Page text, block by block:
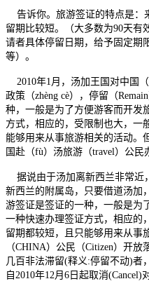
告诉你。旅游签证的特点是：
留期比较短。（大多数为90天有
请者具体停留日期，给予固定期
等）。
2010年1月，汤加王国对中国
政策（zhèng cè），停留（
种，一般是为了方便游客而开发
方式，相应的，受限制也大，一
能够用来从事旅游相关的活动。
国赴（fù）汤旅游（travel）公民
据说由于汤加离新西兰非常近
新西兰的附属岛，只要借道汤加
游签证是签证的一种，一般是为
一种快速办理签证方式，相应的
留期都较短，且只能够用来从事
（CHINA）公民（Citizen）开
几百非法滞留(释义:停留不动)者
自2010年12月6日起取消(Cancel)